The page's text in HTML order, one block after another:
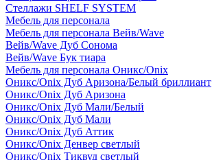
Стеллажи SHELF SYSTEM
Мебель для персонала
Мебель для персонала Вейв/Wave
Вейв/Wave Дуб Сонома
Вейв/Wave Бук тиара
Мебель для персонала Оникс/Onix
Оникс/Onix Дуб Аризона/Белый бриллиант
Оникс/Onix Дуб Аризона
Оникс/Onix Дуб Мали/Белый
Оникс/Onix Дуб Мали
Оникс/Onix Дуб Аттик
Оникс/Onix Денвер светлый
Оникс/Onix Тиквуд светлый